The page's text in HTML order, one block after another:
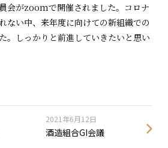
会がzoomで開催されました。コロナ
ない中、来年度に向けての新組織での
。しっかりと前進していきたいと思い
2021年6月12日
酒造組合GI会議